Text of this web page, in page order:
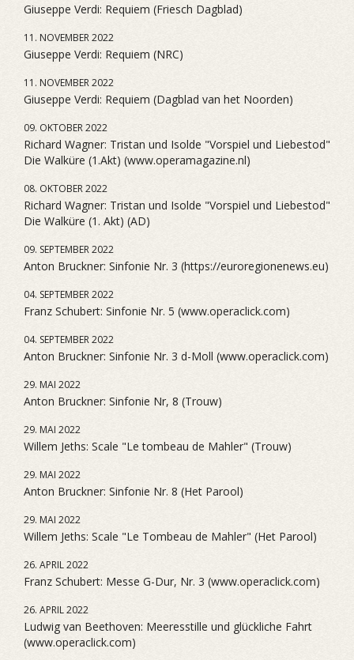
Giuseppe Verdi: Requiem (Friesch Dagblad)
11. NOVEMBER 2022
Giuseppe Verdi: Requiem (NRC)
11. NOVEMBER 2022
Giuseppe Verdi: Requiem (Dagblad van het Noorden)
09. OKTOBER 2022
Richard Wagner: Tristan und Isolde "Vorspiel und Liebestod"
Die Walküre (1.Akt) (www.operamagazine.nl)
08. OKTOBER 2022
Richard Wagner: Tristan und Isolde "Vorspiel und Liebestod"
Die Walküre (1. Akt) (AD)
09. SEPTEMBER 2022
Anton Bruckner: Sinfonie Nr. 3 (https://euroregionenews.eu)
04. SEPTEMBER 2022
Franz Schubert: Sinfonie Nr. 5 (www.operaclick.com)
04. SEPTEMBER 2022
Anton Bruckner: Sinfonie Nr. 3 d-Moll (www.operaclick.com)
29. MAI 2022
Anton Bruckner: Sinfonie Nr, 8 (Trouw)
29. MAI 2022
Willem Jeths: Scale "Le tombeau de Mahler" (Trouw)
29. MAI 2022
Anton Bruckner: Sinfonie Nr. 8 (Het Parool)
29. MAI 2022
Willem Jeths: Scale "Le Tombeau de Mahler" (Het Parool)
26. APRIL 2022
Franz Schubert: Messe G-Dur, Nr. 3 (www.operaclick.com)
26. APRIL 2022
Ludwig van Beethoven: Meeresstille und glückliche Fahrt
(www.operaclick.com)